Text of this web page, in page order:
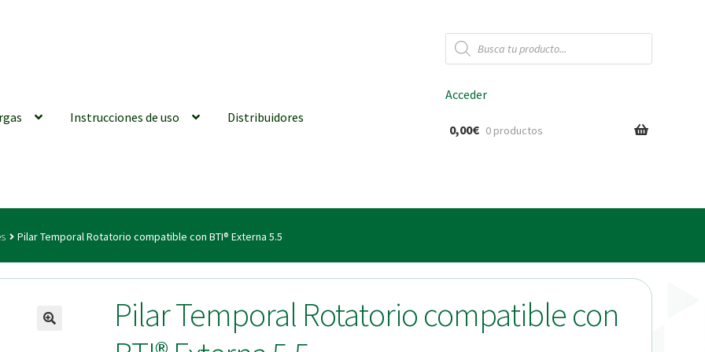
Búsqueda
de
productos
Instrucciones de uso Distribuidores
generales Conexiones CAD CAM Distribuidores
| Tienda Online!
Acceder
0,00€ 0 productos
Pilar Temporal Rotatorio compatible con BTI® Externa 5.5
Pilar Temporal Rotatorio compatible con